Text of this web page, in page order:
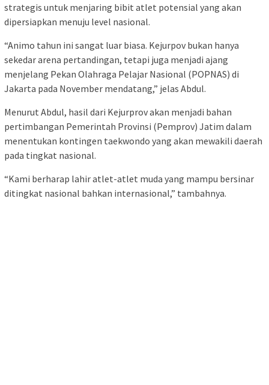
strategis untuk menjaring bibit atlet potensial yang akan
dipersiapkan menuju level nasional.
“Animo tahun ini sangat luar biasa. Kejurpov bukan hanya
sekedar arena pertandingan, tetapi juga menjadi ajang
menjelang Pekan Olahraga Pelajar Nasional (POPNAS) di
Jakarta pada November mendatang,” jelas Abdul.
Menurut Abdul, hasil dari Kejurprov akan menjadi bahan
pertimbangan Pemerintah Provinsi (Pemprov) Jatim dalam
menentukan kontingen taekwondo yang akan mewakili daerah
pada tingkat nasional.
“Kami berharap lahir atlet-atlet muda yang mampu bersinar
ditingkat nasional bahkan internasional,” tambahnya.